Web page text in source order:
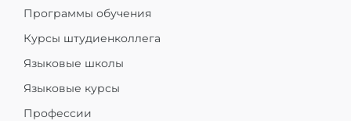
Программы обучения
Курсы штудиенколлега
Языковые школы
Языковые курсы
Профессии